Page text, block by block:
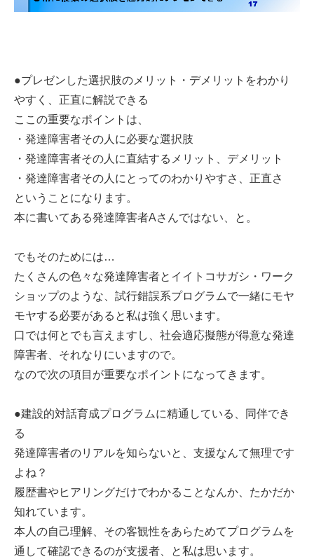
●プレゼンした選択肢のメリット・デメリットをわかり
やすく、正直に解説できる
ここの重要なポイントは、
・発達障害者その人に必要な選択肢
・発達障害者その人に直結するメリット、デメリット
・発達障害者その人にとってのわかりやすさ、正直さ
ということになります。
本に書いてある発達障害者Aさんではない、と。
でもそのためには…
たくさんの色々な発達障害者とイイトコサガシ・ワーク
ショップのような、試行錯誤系プログラムで一緒にモヤ
モヤする必要があると私は強く思います。
口では何とでも言えますし、社会適応擬態が得意な発達
障害者、それなりにいますので。
なので次の項目が重要なポイントになってきます。
●建設的対話育成プログラムに精通している、同伴でき
る
発達障害者のリアルを知らないと、支援なんて無理です
よね？
履歴書やヒアリングだけでわかることなんか、たかだか
知れています。
本人の自己理解、その客観性をあらためてプログラムを
通して確認できるのが支援者、と私は思います。